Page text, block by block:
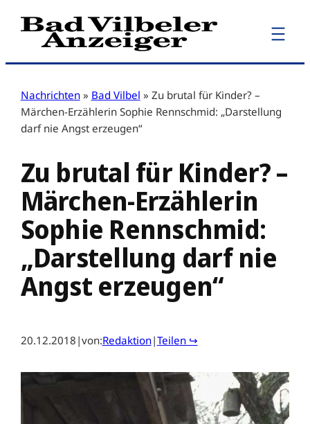
Zum
Inhalt
Nachrichten » Bad Vilbel » Zu brutal für Kinder? –
Märchen-Erzählerin Sophie Rennschmid: „Darstellung
darf nie Angst erzeugen“
Zu brutal für Kinder? –
Märchen-Erzählerin
Sophie Rennschmid:
„Darstellung darf nie
Angst erzeugen“
20.12.2018 |von:Redaktion|Teilen ↪